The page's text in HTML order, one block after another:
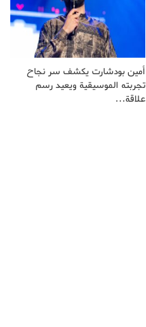
أمين بودشارت يكشف سر نجاح
تجربته الموسيقية ويعيد رسم
علاقة…